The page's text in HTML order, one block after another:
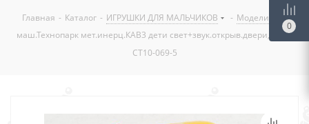
Главная - Каталог - ИГРУШКИ ДЛЯ МАЛЬЧИКОВ - Модели
-
маш.Технопарк мет.инерц.КАВ3 дети свет+звук.открыв.двери,капот
СТ10-069-5
0